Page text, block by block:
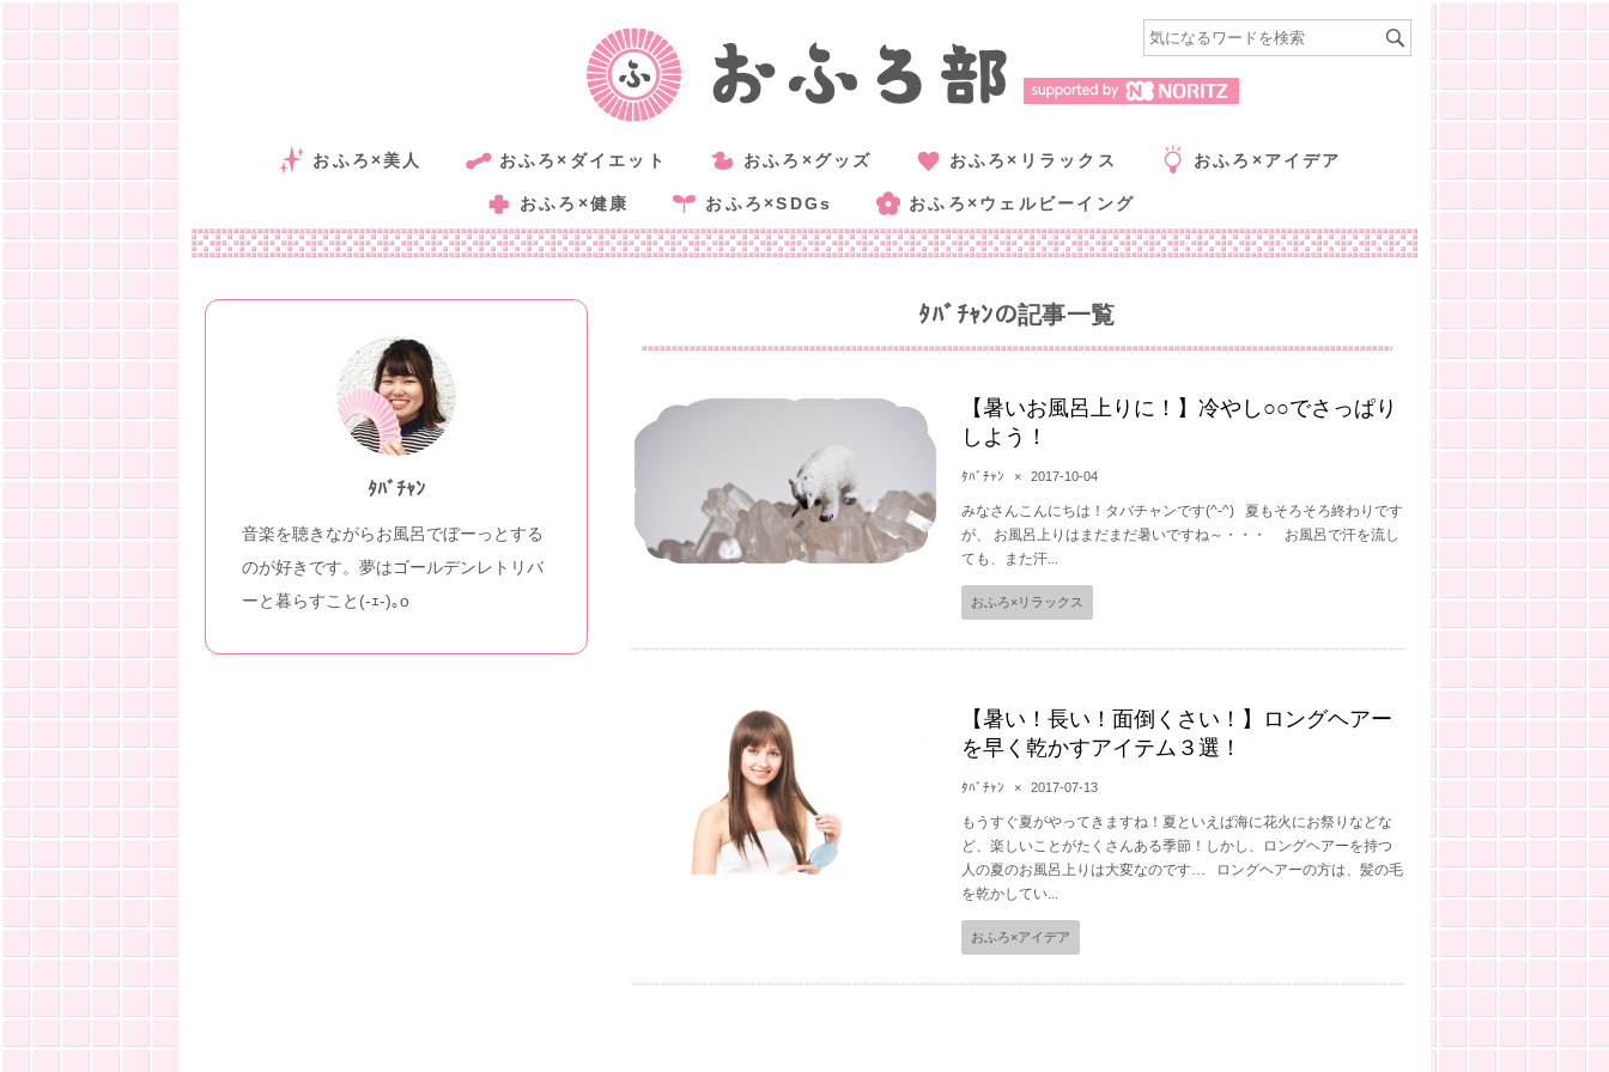
おふろ×美人 おふろ×ダイエット おふろ×グッズ おふろ×リラックス おふろ×アイデア
おふろ×健康 おふろ×SDGs おふろ×ウェルビーイング
ﾀﾊﾞﾁｬﾝの記事一覧
【暑いお風呂上りに！】冷やし○○でさっぱり
しよう！
ﾀﾊﾞﾁｬﾝ × 2017-10-04
みなさんこんにちは！タバチャンです(^-^) 夏もそろそろ終わりです
が、 お風呂上りはまだまだ暑いですね～・・・ お風呂で汗を流し
ても、また汗...
おふろ×リラックス
【暑い！長い！面倒くさい！】ロングヘアー
を早く乾かすアイテム３選！
ﾀﾊﾞﾁｬﾝ × 2017-07-13
もうすぐ夏がやってきますね！夏といえば海に花火にお祭りなどな
ど、楽しいことがたくさんある季節！しかし、ロングヘアーを持つ
人の夏のお風呂上りは大変なのです… ロングヘアーの方は、髪の毛
を乾かしてい...
おふろ×アイデア
ﾀﾊﾞﾁｬﾝ
音楽を聴きながらお風呂でぼーっとする
のが好きです。夢はゴールデンレトリバ
ーと暮らすこと(-ｪ-)｡o